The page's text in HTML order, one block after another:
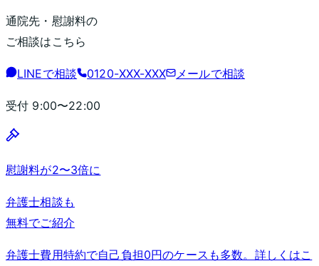
通院先・慰謝料の
ご相談はこちら
LINEで相談 0120-XXX-XXX メールで相談
受付 9:00〜22:00
慰謝料が2〜3倍に
弁護士相談も
無料でご紹介
弁護士費用特約で自己負担0円のケースも多数。詳しくはこ